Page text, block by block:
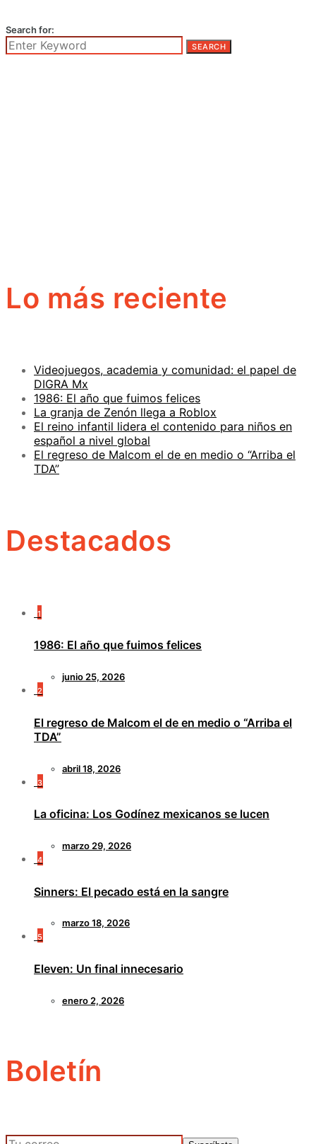
Search for:
SEARCH
Lo más reciente
Videojuegos, academia y comunidad: el papel de
DIGRA Mx
1986: El año que fuimos felices
La granja de Zenón llega a Roblox
El reino infantil lidera el contenido para niños en
español a nivel global
El regreso de Malcom el de en medio o “Arriba el
TDA”
Destacados
1
1986: El año que fuimos felices
junio 25, 2026
2
El regreso de Malcom el de en medio o “Arriba el
TDA”
abril 18, 2026
3
La oficina: Los Godínez mexicanos se lucen
marzo 29, 2026
4
Sinners: El pecado está en la sangre
marzo 18, 2026
5
Eleven: Un final innecesario
enero 2, 2026
Boletín